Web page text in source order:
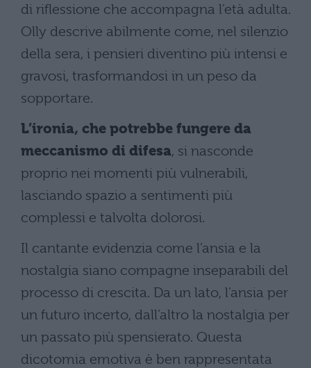
di riflessione che accompagna l’età adulta.
Olly descrive abilmente come, nel silenzio
della sera, i pensieri diventino più intensi e
gravosi, trasformandosi in un peso da
sopportare.
L’ironia, che potrebbe fungere da
meccanismo di difesa, si nasconde
proprio nei momenti più vulnerabili,
lasciando spazio a sentimenti più
complessi e talvolta dolorosi.
Il cantante evidenzia come l’ansia e la
nostalgia siano compagne inseparabili del
processo di crescita. Da un lato, l’ansia per
un futuro incerto, dall’altro la nostalgia per
un passato più spensierato. Questa
dicotomia emotiva è ben rappresentata